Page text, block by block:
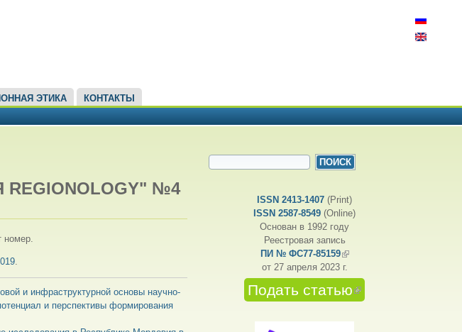
ЭТИКА КОНТАКТЫ
№4
номер.
.
и инфраструктурной основы научно-
и перспективы формирования
ФОРМА ПОИСКА
ISSN 2413-1407 (Print)
ISSN 2587-8549 (Online)
Основан в 1992 году
Реестровая запись
ПИ № ФС77-85159(внешняя ссылка)
от 27 апреля 2023 г.
Подать статью